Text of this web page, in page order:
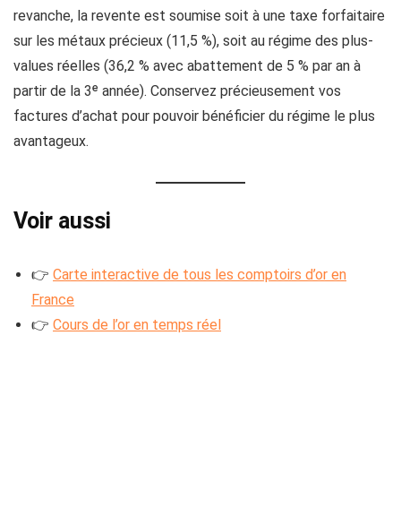
revanche, la revente est soumise soit à une taxe forfaitaire
sur les métaux précieux (11,5 %), soit au régime des plus-
values réelles (36,2 % avec abattement de 5 % par an à
partir de la 3ᵉ année). Conservez précieusement vos
factures d’achat pour pouvoir bénéficier du régime le plus
avantageux.
Voir aussi
👉 Carte interactive de tous les comptoirs d’or en
France
👉 Cours de l’or en temps réel